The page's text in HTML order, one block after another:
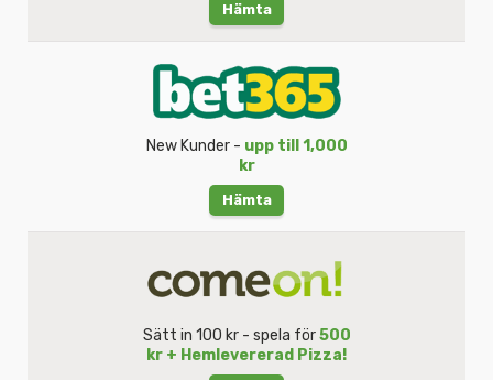
Hämta
New Kunder - upp till 1,000
kr
Hämta
Sätt in 100 kr - spela för500
kr + Hemlevererad Pizza!